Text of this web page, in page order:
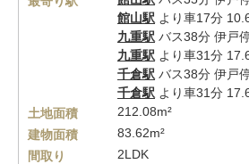
館山駅 より車17分
九重駅 バス38分 伊戸
九重駅 より車31分
千倉駅 バス38分 伊戸
千倉駅 より車31分
土地面積
212.08m²
建物面積
83.62m²
間取り
2LDK